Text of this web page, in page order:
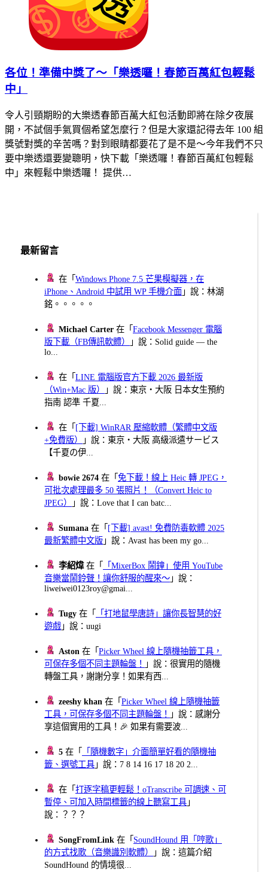
各位！準備中獎了～「樂透囉！春節百萬紅包輕鬆
中」
令人引頸期盼的大樂透春節百萬大紅包活動即將在除夕夜展
開，不試個手氣買個希望怎麼行？但是大家還記得去年 100 組
獎號對獎的辛苦嗎？對到眼睛都要花了是不是～今年我們不只
要中樂透還要變聰明，快下載「樂透囉！春節百萬紅包輕鬆
中」來輕鬆中樂透囉！ 提供…
最新留言
在「Windows Phone 7.5 芒果模擬器，在
iPhone、Android 中試用 WP 手機介面 」說：林湖
銘。。。。。
Michael Carter 在「Facebook Messenger 電腦
版下載（FB傳訊軟體）
」說：Solid guide — the
lo...
在「LINE 電腦版官方下載 2026 最新版
（Win+Mac 版）
」說：東京・大阪 日本女生預約
指南 認準 千夏...
在「 [下載] WinRAR 壓縮軟體（繁體中文版
+免費版）
」說：東京・大阪 高級派遣サービス
【千夏の伊...
bowie 2674 在「免下載！線上 Heic 轉 JPEG，
可批次處理最多 50 張照片！（Convert Heic to
JPEG）
」說：Love that I can batc...
Sumana 在「 [下載] avast! 免費防毒軟體 2025
最新繁體中文版 」說：Avast has been my go...
李紹煒在「
「MixerBox 鬧鐘」使用 YouTube
音樂當鬧鈴聲！讓你舒服的醒來～ 」說：
liweiwei0123roy@gmai...
Tugy 在「
「打地鼠學唐詩」讓你長智慧的好
遊戲 」說：uugi
Aston 在「Picker Wheel 線上隨機抽籤工具，
可保存多個不同主題輪盤！
」說：很實用的隨機
轉盤工具，謝謝分享！如果有西...
zeeshy khan 在「Picker Wheel 線上隨機抽籤
工具，可保存多個不同主題輪盤！
」說：感謝分
享這個實用的工具！🎉 如果有需要波...
5 在「
「隨機數字」介面簡單好看的隨機抽
籤、選號工具 」說：7 8 14 16 17 18 20 2...
在「打逐字稿更輕鬆！oTranscribe 可調速、可
暫停、可加入時間標籤的線上聽寫工具 」
說：？？？
SongFromLink 在「 SoundHound 用「哼歌」
的方式找歌（音樂識別軟體）
」說：這篇介紹
SoundHound 的情境很...